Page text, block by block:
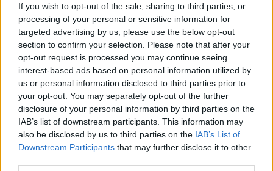
If you wish to opt-out of the sale, sharing to third parties, or
processing of your personal or sensitive information for
targeted advertising by us, please use the below opt-out
section to confirm your selection. Please note that after your
opt-out request is processed you may continue seeing
interest-based ads based on personal information utilized by
us or personal information disclosed to third parties prior to
your opt-out. You may separately opt-out of the further
disclosure of your personal information by third parties on the
IAB’s list of downstream participants. This information may
also be disclosed by us to third parties on the IAB’s List of
Downstream Participants that may further disclose it to other
ΑΕΛ: Καταγγελία για ξυλοδαρμό παικτών σε
αγώνα Κ20 και μηνύσεις - Τι απαντά η Ξάνθη
Τρομερό σκηνικό μετά από το παιχνίδι των ομάδων
Κ20 καταγγέλλει η ΑΕΛ στην Ξάνθη.
22 Μαΐου 2022 21:24